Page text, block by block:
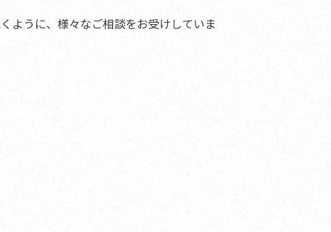
ように、様々なご相談をお受けしていま